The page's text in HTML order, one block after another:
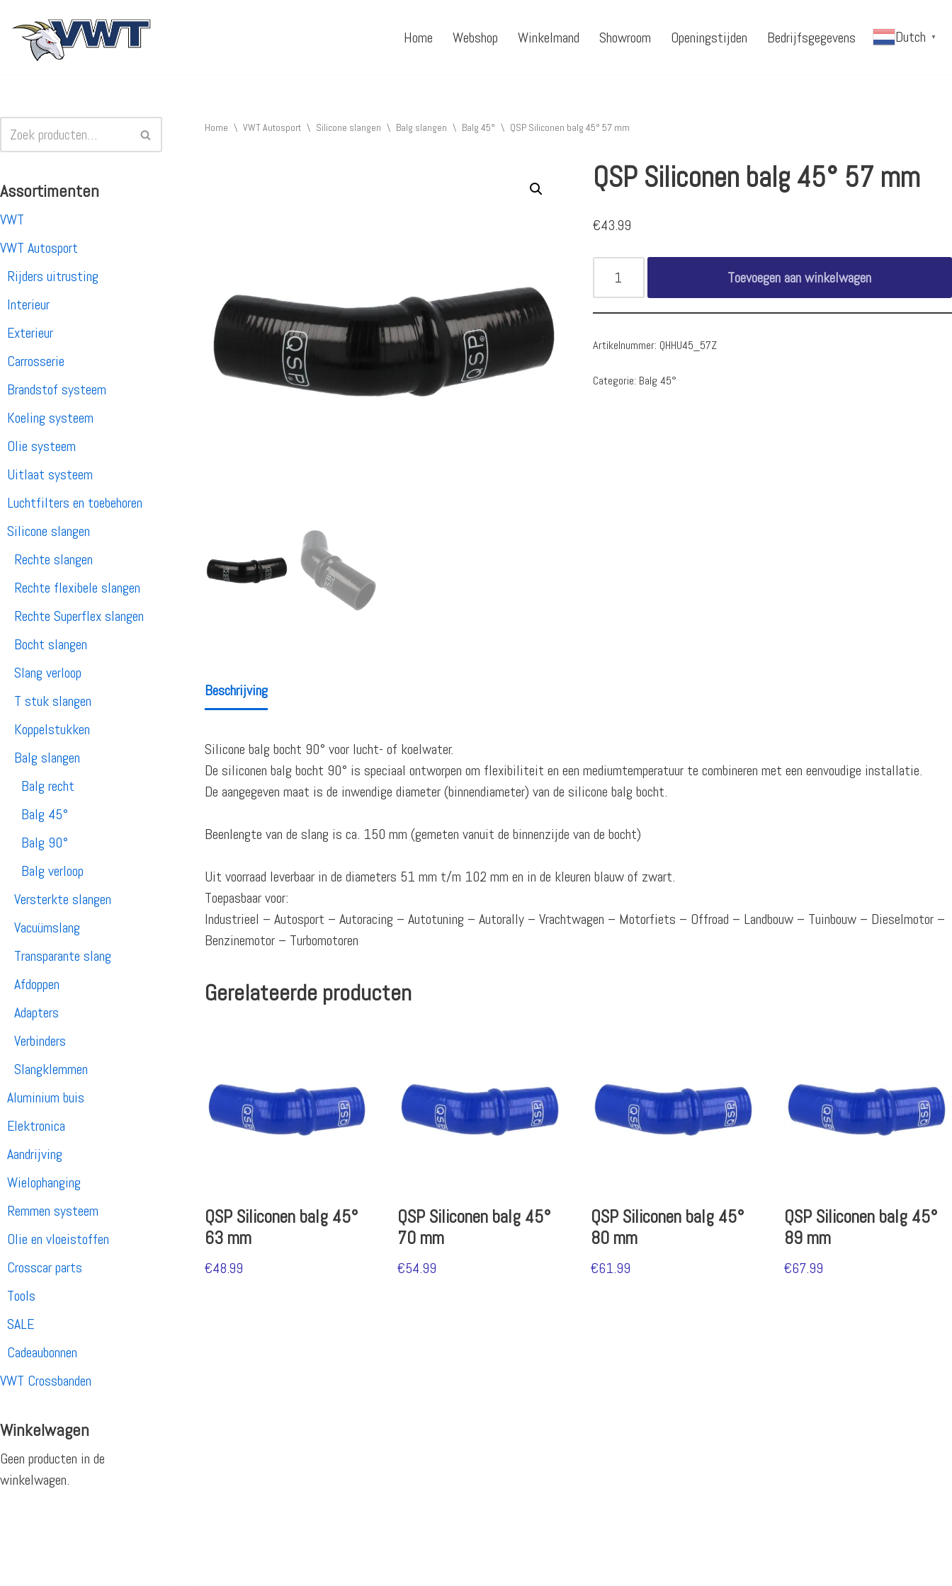
Ga
Home Webshop Winkelmand Showroom Openingstijden Bedrijfsgegevens Dutch ▼
Assortimenten
VWT
VWT Autosport
Rijders uitrusting
Interieur
Exterieur
Carrosserie
Brandstof systeem
Koeling systeem
Olie systeem
Uitlaat systeem
Luchtfilters en toebehoren
Silicone slangen
Rechte slangen
Rechte flexibele slangen
Rechte Superflex slangen
Bocht slangen
Slang verloop
T stuk slangen
Koppelstukken
Balg slangen
Balg recht
Balg 45°
Balg 90°
Balg verloop
Versterkte slangen
Vacuümslang
Transparante slang
Afdoppen
Adapters
Verbinders
Slangklemmen
Aluminium buis
Elektronica
Aandrijving
Wielophanging
Remmen systeem
Olie en vloeistoffen
Crosscar parts
Tools
SALE
Cadeaubonnen
VWT Crossbanden
Winkelwagen
Geen producten in de
winkelwagen.
Home \ VWT Autosport \ Silicone slangen \ Balg slangen \ Balg 45° \ QSP Siliconen balg 45° 57 mm
QSP Siliconen balg 45° 57 mm
€43.99
Toevoegen aan winkelwagen
Artikelnummer: QHHU45_57Z
Categorie: Balg 45°
Beschrijving
Silicone balg bocht 90° voor lucht- of koelwater.
De siliconen balg bocht 90° is speciaal ontworpen om flexibiliteit en een mediumtemperatuur te combineren met een eenvoudige installatie.
De aangegeven maat is de inwendige diameter (binnendiameter) van de silicone balg bocht.
Beenlengte van de slang is ca. 150 mm (gemeten vanuit de binnenzijde van de bocht)
Uit voorraad leverbaar in de diameters 51 mm t/m 102 mm en in de kleuren blauw of zwart.
Toepasbaar voor:
Industrieel – Autosport – Autoracing – Autotuning – Autorally – Vrachtwagen – Motorfiets – Offroad – Landbouw – Tuinbouw – Dieselmotor –
Benzinemotor – Turbomotoren
Gerelateerde producten
QSP Siliconen balg 45°
63 mm
€48.99
QSP Siliconen balg 45°
70 mm
€54.99
QSP Siliconen balg 45°
80 mm
€61.99
QSP Siliconen balg 45°
89 mm
€67.99